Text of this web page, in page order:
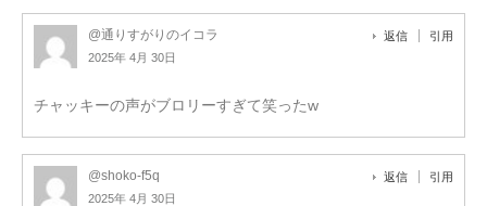
@通りすがりのイコラ
2025年 4月 30日
返信 引用
チャッキーの声がブロリーすぎて笑ったw
@shoko-f5q
2025年 4月 30日
返信 引用